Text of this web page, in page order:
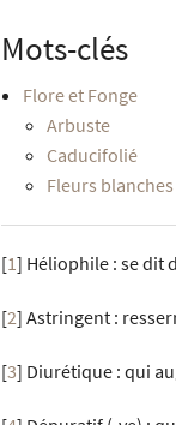
Mots-clés
Flore et Fonge
Arbuste
Caducifolié
Fleurs blanches
[1] Héliophile : se dit
[2] Astringent :
[3] Diurétique : qui